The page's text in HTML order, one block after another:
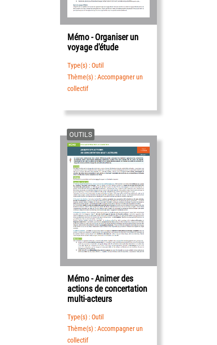
Mémo - Organiser un
voyage d'étude
Type(s) : Outil
Thème(s) : Accompagner un
collectif
OUTILS
Mémo - Animer des
actions de concertation
multi-acteurs
Type(s) : Outil
Thème(s) : Accompagner un
collectif